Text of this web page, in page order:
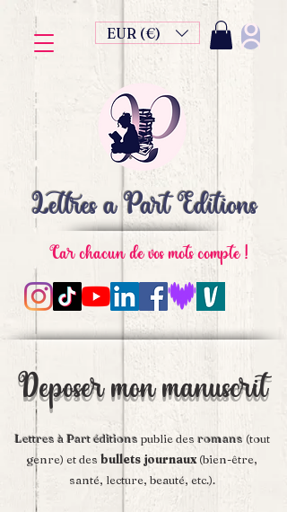
Lettres à Part Editions
Car chacun de vos mots compte !
EUR (€)
Déposer mon manuscrit
Lettres à Part éditions publie des romans (tout
genre) et des bullets journaux (bien-être,
santé, lecture, beauté, etc.).